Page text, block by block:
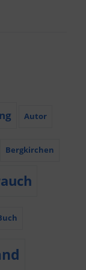
Autor
Bergkirchen